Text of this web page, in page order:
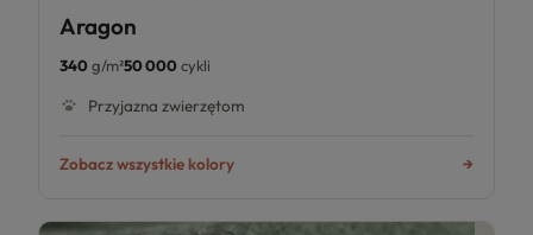
Aragon
340g/m²50 000cykli
Przyjazna zwierzętom
Zobacz wszystkie kolory